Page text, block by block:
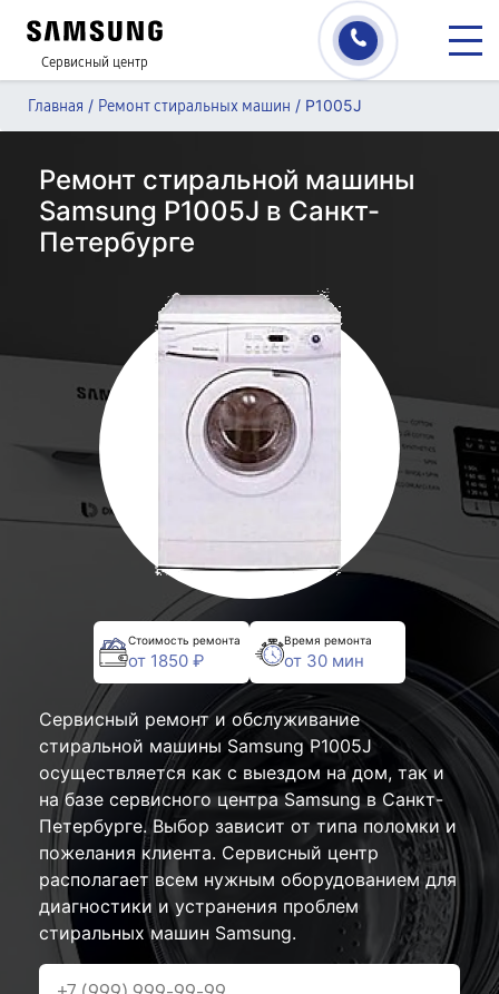
Сервисный центр
Главная / Ремонт стиральных машин / P1005J
Ремонт стиральной машины
Samsung P1005J в Санкт-
Петербурге
Стоимость ремонта
от 1850 ₽
Время ремонта
от 30 мин
Сервисный ремонт и обслуживание
стиральной машины Samsung P1005J
осуществляется как с выездом на дом, так и
на базе сервисного центра Samsung в Санкт-
Петербурге. Выбор зависит от типа поломки и
пожелания клиента. Сервисный центр
располагает всем нужным оборудованием для
диагностики и устранения проблем
стиральных машин Samsung.